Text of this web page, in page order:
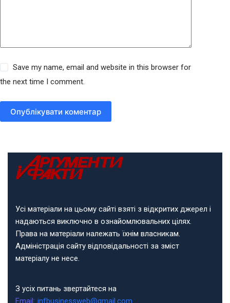
Save my name, email and website in this browser for
the next time I comment.
Опублікувати коментар
Усі матеріали на цьому сайті взяті з відкритих джерел і
надаються виключно в ознайомлювальних цілях.
Права на матеріали належать їхнім власникам.
Адміністрація сайту відповідальності за зміст
матеріалу не несе.
З усіх питань звертайтеся на
Email: infbusinessweb@gmail.com